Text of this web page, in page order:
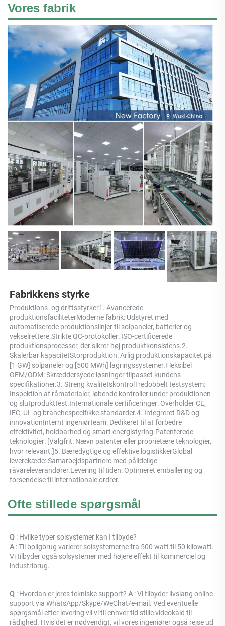
Vores fabrik
Fabrikkens styrke
Produktions- og driftsstyrker1. Avancerede
produktionsfaciliteterModerne fabrik: Udstyret med
automatiserede produktionslinjer til solpaneler, batterier og
vekselrettere.Strikte QC-protokoller: ISO-certificerede
produktionsprocesser, der sikrer høj produktkonsistens.2.
Skalerbar kapacitetStorproduktion: Årlig produktionskapacitet på
[1 GW] solpaneler og [500 MWh] lagringssystemer.Fleksibel
OEM/ODM: Skræddersyede løsninger tilpasset kundens
specifikationer.3. Streng kvalitetskontrolTredobbelt testsystem:
Inspektion af råmaterialer, løbende kontroller under produktionen
og slutprodukttest.Internationale certificeringer: Overholder CE,
IEC, UL og branchespecifikke standarder.4. Integreret R&D og
innovationInternt ingeniørteam: Dedikeret til at forbedre
effektivitet, holdbarhed og smart energistyring.Patenterede
teknologier: [Valgfrit: Nævn patenter eller proprietære teknologier,
hvor relevant.]5. Bæredygtige og effektive logistikkerGlobal
leverekæde: Samarbejdspartnere med pålidelige
råvareleverandører.Levering til tiden: Optimeret emballering og
forsendelse til internationale ordrer.
Ofte stillede spørgsmål
Q : Hvilke typer solsystemer kan I tilbyde?
A : Til boligbrug varierer solsystemerne fra 500 watt til 50 kilowatt.
Vi tilbyder også solsystemer med højere effekt til kommerciel og
industribrug.
Q : Hvordan er jeres tekniske support? A : Vi tilbyder livslang online
support via WhatsApp/Skype/WeChat/e-mail. Ved eventuelle
spørgsmål efter levering vil vi til enhver tid stille videokald til
rådighed. Hvis det er nødvendigt, vil vores ingeniører også rejse ud